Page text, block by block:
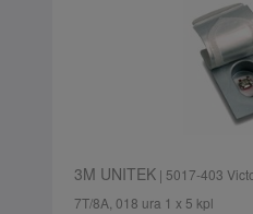
3M UNITEK| 5017-403
7T/8A, 018 ura 1 x 5 kpl